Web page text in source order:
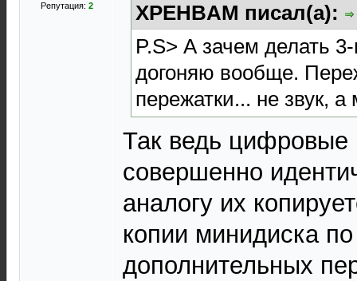
Репутация: 2
XPEHBAM писал(а):
P.S> А зачем делать
догоняю вообще.
пережатки... не звук, а
Так ведь цифровые
совершенно
аналогу их
копии минидиска
дополнительных